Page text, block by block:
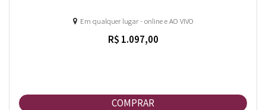
Em qualquer lugar - online e AO VIVO
R$ 1.097,00
COMPRAR